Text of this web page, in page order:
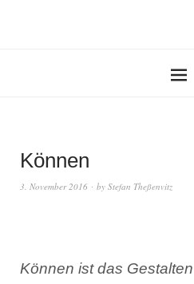
Können
3. November 2016 by Stefan Theßenvitz
Können ist das